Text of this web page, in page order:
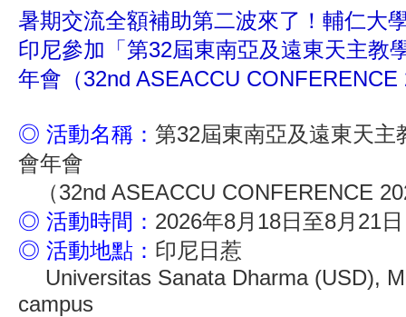
暑期交流全額補助第二波來了！輔仁大
印尼參加「第32屆東南亞及遠東天主教
年會（32nd ASEACCU CONFERENCE
◎ 活動名稱： 第32屆東南亞及遠東天主
會年會
（32nd ASEACCU CONFERENCE
◎ 活動時間： 2026年8月18日至8月21日
◎ 活動地點： 印尼日惹
Universitas Sanata Dharma (USD),
campus